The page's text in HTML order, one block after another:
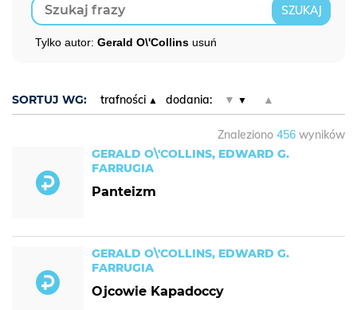
Tylko autor: Gerald O\'Collins usuń
SORTUJ WG: trafności dodania: ▼ ▲
Znaleziono 456 wyników
GERALD O\'COLLINS, EDWARD G.
FARRUGIA
Panteizm
GERALD O\'COLLINS, EDWARD G.
FARRUGIA
Ojcowie Kapadoccy